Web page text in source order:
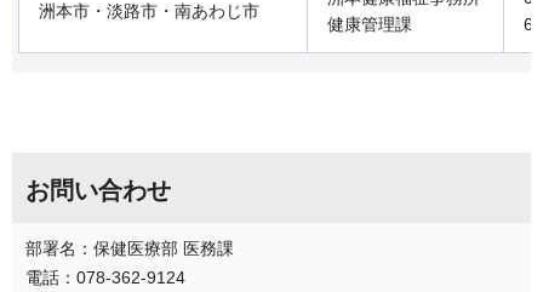
洲本市・淡路市・南あわじ市
健康管理課
6-
お問い合わせ
部署名：保健医療部 医務課
電話：078-362-9124